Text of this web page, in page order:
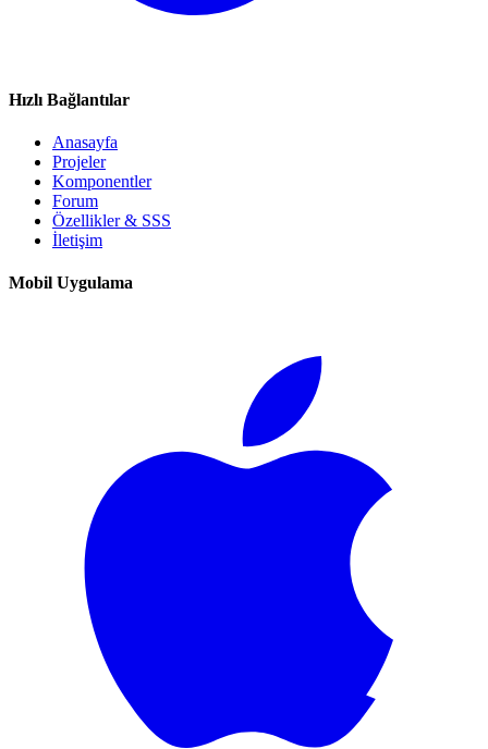
Hızlı Bağlantılar
Anasayfa
Projeler
Komponentler
Forum
Özellikler & SSS
İletişim
Mobil Uygulama